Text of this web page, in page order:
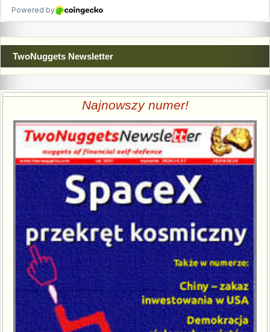
TwoNuggets Newsletter
Najnowszy numer!